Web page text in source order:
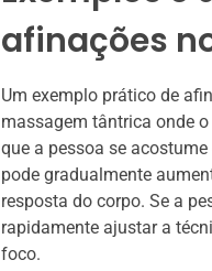
afinações
Um exemplo prático de
massagem tântrica onde
que a pessoa se
pode gradualmente
resposta do corpo. Se a
rapidamente ajustar a
foco.